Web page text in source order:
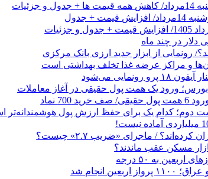
رونمایی از ابزار جدید ارزی بانک مرکزی
و مراکز عرضه غذا تخلف بهداشتی است
می‌شود
دوم؛ کدام یک برای حفظ ارزش پول هوشمندانه‌تر
/ ماجرای «ضریب ۲.۷» چیست؟
مسکن عقب ماندند؟
به ۵۰ درجه
انجام شد